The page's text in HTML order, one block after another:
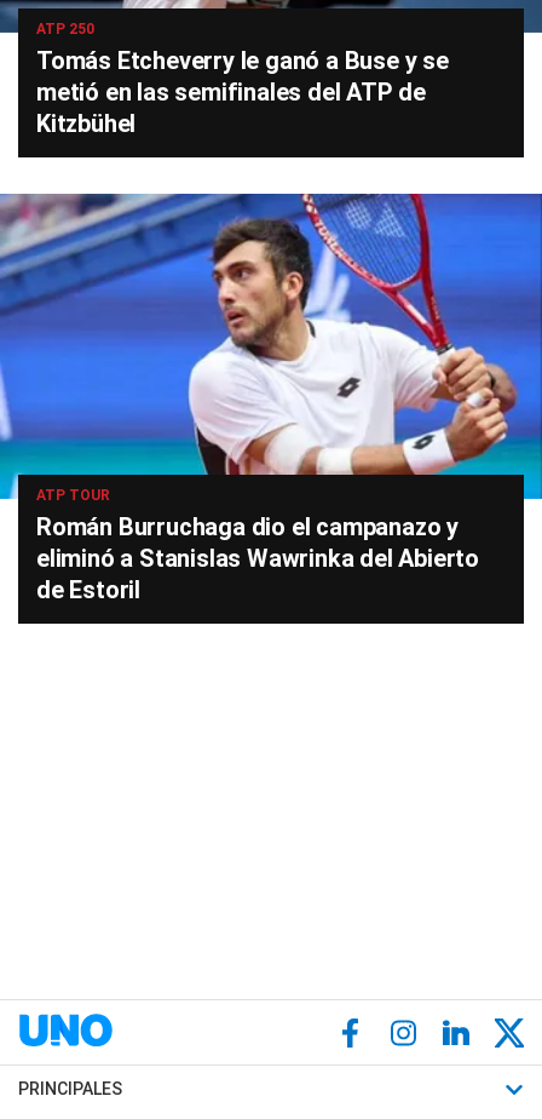
ATP 250
Tomás Etcheverry le ganó a Buse y se
metió en las semifinales del ATP de
Kitzbühel
ATP TOUR
Román Burruchaga dio el campanazo y
eliminó a Stanislas Wawrinka del Abierto
de Estoril
PRINCIPALES